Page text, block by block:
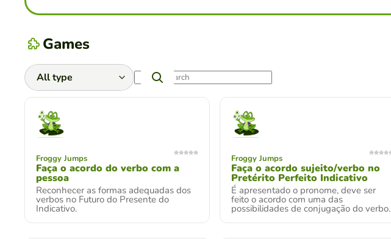
Games
Froggy Jumps
Faça o acordo do verbo com a
pessoa
Reconhecer as formas adequadas dos
verbos no Futuro do Presente do
Indicativo.
Froggy Jumps
Faça o acordo sujeito/verbo no
Pretérito Perfeito Indicativo
É apresentado o pronome, deve ser
feito o acordo com uma das
possibilidades de conjugação do verbo.